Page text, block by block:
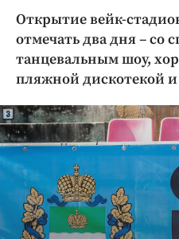
Авто и транспорт
Благоустройство
Криминал
Культура
Недвижимость и
Образование
Общество
Погода
Праздники
Происшествия
Открытие вейк-
отмечать два дня – со
танцевальным шоу,
пляжной дискотекой